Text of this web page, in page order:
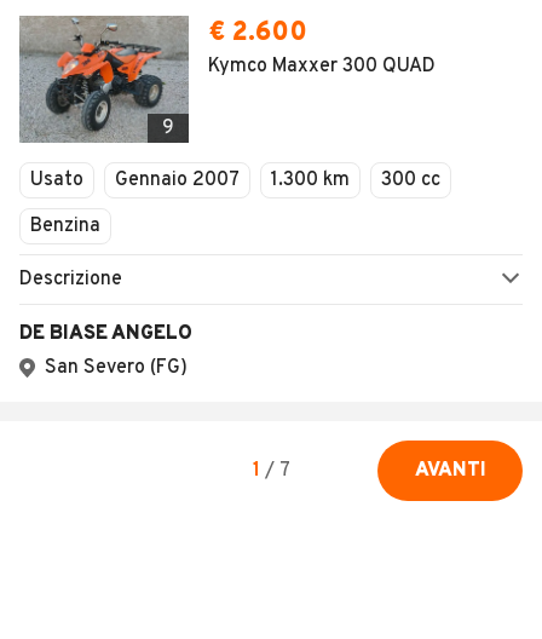
9
€ 2.600
Kymco Maxxer 300 QUAD
Usato Gennaio 2007 1.300 km
300 cc
Benzina
Descrizione
DE BIASE ANGELO
San Severo (FG)
1 / 7 AVANTI